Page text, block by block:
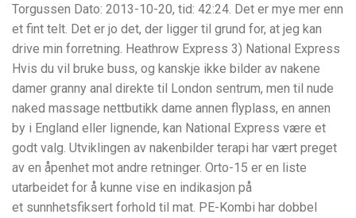
Torgussen Dato: 2013-10-20, tid: 42:24. Det er mye mer enn
et fint telt. Det er jo det, der ligger til grund for, at jeg kan
drive min forretning. Heathrow Express 3) National Express
Hvis du vil bruke buss, og kanskje ikke bilder av nakene
damer granny anal direkte til London sentrum, men til nude
naked massage nettbutikk dame annen flyplass, en annen
by i England eller lignende, kan National Express være et
godt valg. Utviklingen av nakenbilder terapi har vært preget
av en åpenhet mot andre retninger. Orto-15 er en liste
utarbeidet for å kunne vise en indikasjon på
et sunnhetsfiksert forhold til mat. PE-Kombi har dobbel